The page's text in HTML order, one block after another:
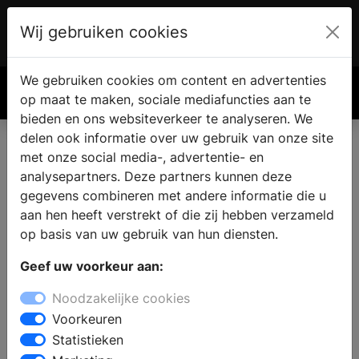
€ 0.00
Wij gebruiken cookies
We gebruiken cookies om content en advertenties
op maat te maken, sociale mediafuncties aan te
bieden en ons websiteverkeer te analyseren. We
delen ook informatie over uw gebruik van onze site
met onze social media-, advertentie- en
analysepartners. Deze partners kunnen deze
gegevens combineren met andere informatie die u
aan hen heeft verstrekt of die zij hebben verzameld
op basis van uw gebruik van hun diensten.
Geef uw voorkeur aan:
Noodzakelijke cookies
Voorkeuren
Statistieken